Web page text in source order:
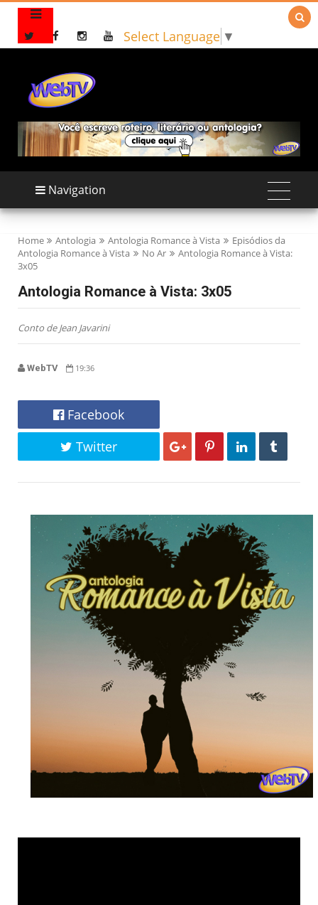
Select Language ▼

Navigation
Home Antologia Antologia Romance à Vista
Episódios da
Antologia Romance à Vista
No Ar
Antologia Romance à Vista:
3x05
Antologia Romance à Vista: 3x05
Conto de Jean Javarini
WebTV 19:36
Facebook
Twitter